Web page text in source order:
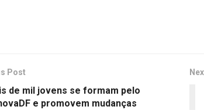
Post
de mil jovens se formam pelo
e promovem mudanças